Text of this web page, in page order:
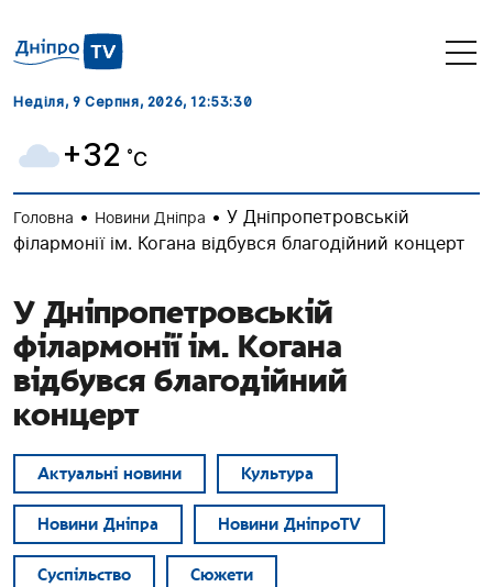
Неділя, 9 Серпня, 2026, 12:53:31
+32 ˚C
Головна • Новини Дніпра • У Дніпропетровській
філармонії ім. Когана відбувся благодійний концерт
У Дніпропетровській
філармонії ім. Когана
відбувся благодійний
концерт
Актуальні новини Культура
Новини Дніпра Новини ДніпроTV
Суспільство Сюжети